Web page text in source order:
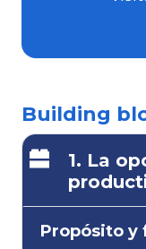
Building
1. La
Propósito y